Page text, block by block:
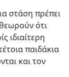
στάση πρέπει
ότι
ιδιαίτερη
παιδάκια